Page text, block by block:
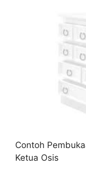
Contoh
Ketua Osis